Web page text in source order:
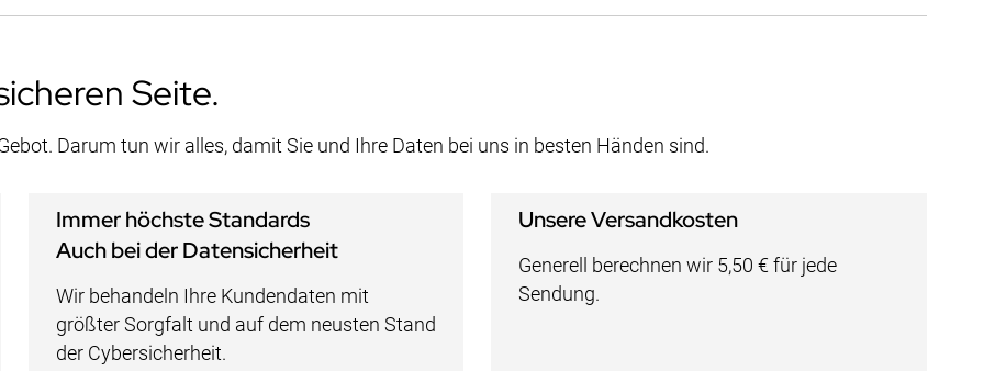
Seite.
Darum tun wir alles, damit Sie und Ihre Daten bei uns in besten Händen sind.
Immer höchste Standards
Auch bei der Datensicherheit
Wir behandeln Ihre Kundendaten mit
größter Sorgfalt und auf dem neusten Stand
der Cybersicherheit.
Unsere Versandkosten
Generell berechnen wir 5,50 € für jede
Sendung.